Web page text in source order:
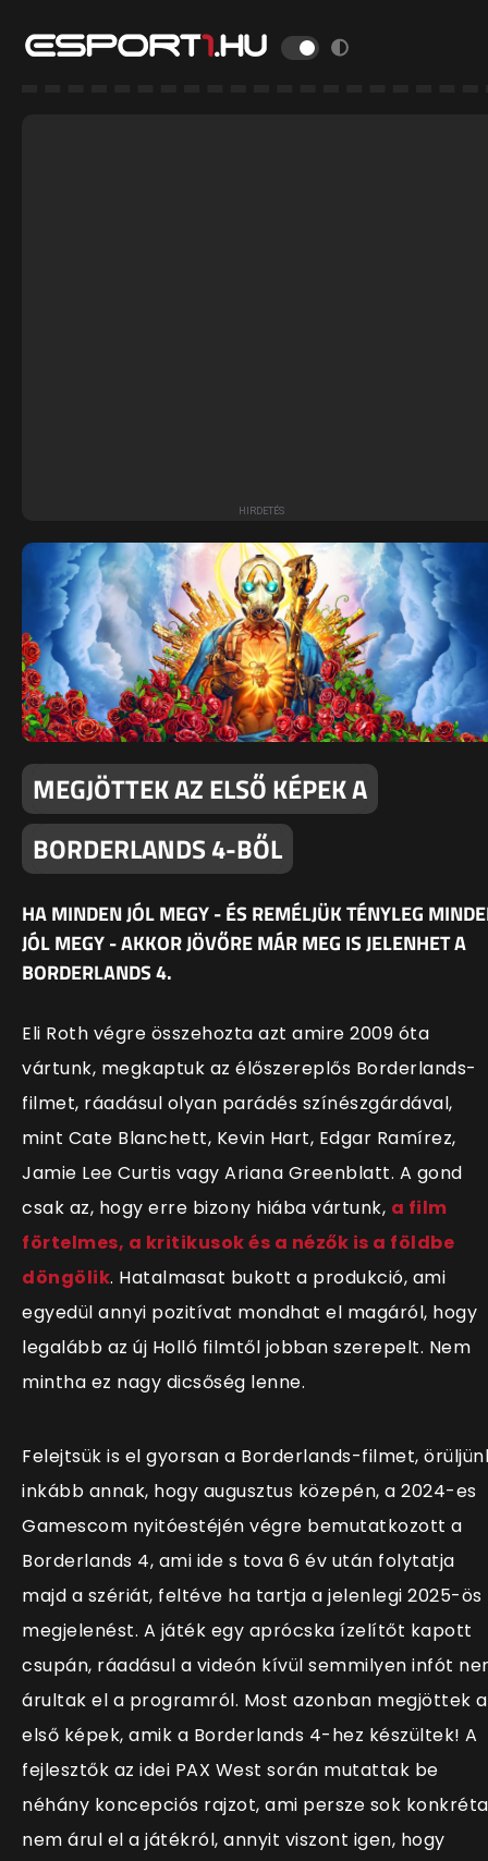
MEGJÖTTEK AZ ELSŐ KÉPEK A
BORDERLANDS 4-BŐL
HA MINDEN JÓL MEGY - ÉS REMÉLJÜK TÉNYLEG
JÓL MEGY - AKKOR JÖVŐRE MÁR MEG IS JELENHET A
BORDERLANDS 4.
Eli Roth végre összehozta azt amire 2009 óta
vártunk, megkaptuk az élőszereplős Borderlands-
filmet, ráadásul olyan parádés színészgárdával,
mint Cate Blanchett, Kevin Hart, Edgar Ramírez,
Jamie Lee Curtis vagy Ariana Greenblatt. A gond
csak az, hogy erre bizony hiába vártunk, a film
förtelmes, a kritikusok és a nézők is a földbe
döngölik. Hatalmasat bukott a produkció, ami
egyedül annyi pozitívat mondhat el magáról, hogy
legalább az új Holló filmtől jobban szerepelt. Nem
mintha ez nagy dicsőség lenne.
Felejtsük is el gyorsan a Borderlands-filmet,
inkább annak, hogy augusztus közepén, a 2024-es
Gamescom nyitóestéjén végre bemutatkozott a
Borderlands 4, ami ide s tova 6 év után folytatja
majd a szériát, feltéve ha tartja a jelenlegi 2025-ös
megjelenést. A játék egy aprócska ízelítőt kapott
csupán, ráadásul a videón kívül semmilyen infót
árultak el a programról. Most azonban megjöttek
első képek, amik a Borderlands 4-hez készültek! A
fejlesztők az idei PAX West során mutattak be
néhány koncepciós rajzot, ami persze sok
nem árul el a játékról, annyit viszont igen, hogy